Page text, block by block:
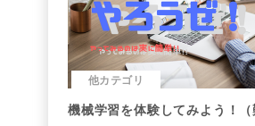
他カテゴリ
機械学習を体験してみよう！（